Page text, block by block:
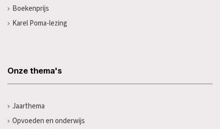
Boekenprijs
Karel Poma-lezing
Onze thema's
Jaarthema
Opvoeden en onderwijs